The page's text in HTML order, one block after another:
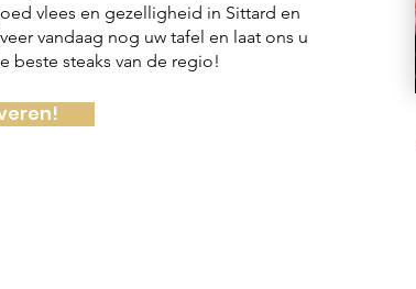
vlees en gezelligheid in Sittard en
vandaag nog uw tafel en laat ons u
beste steaks van de regio!